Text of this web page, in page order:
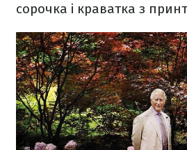
сорочка і краватка з